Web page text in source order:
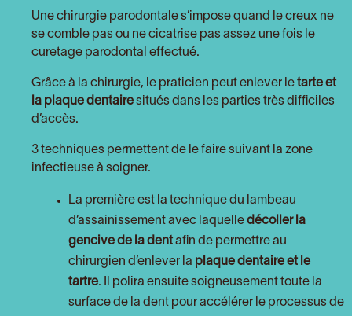
Une chirurgie parodontale s’impose quand le creux ne
se comble pas ou ne cicatrise pas assez une fois le
curetage parodontal effectué.
Grâce à la chirurgie, le praticien peut enlever le tarte et
la plaque dentaire situés dans les parties très difficiles
d’accès.
3 techniques permettent de le faire suivant la zone
infectieuse à soigner.
La première est la technique du lambeau
d’assainissement avec laquelle décoller la
gencive de la dent afin de permettre au
chirurgien d’enlever la plaque dentaire et le
tartre. Il polira ensuite soigneusement toute la
surface de la dent pour accélérer le processus de